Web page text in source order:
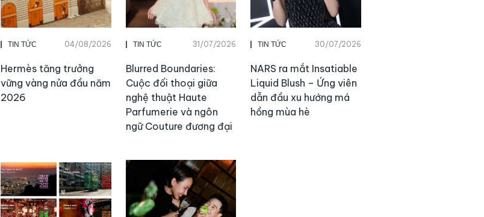
TIN TỨC 04/08/2026
Hermès tăng trưởng
vững vàng nửa đầu năm
2026
TIN TỨC 31/07/2026
Blurred Boundaries:
Cuộc đối thoại giữa
nghệ thuật Haute
Parfumerie và ngôn
ngữ Couture đương đại
TIN TỨC 30/07/2026
NARS ra mắt Insatiable
Liquid Blush – Ứng viên
dẫn đầu xu hướng má
hồng mùa hè